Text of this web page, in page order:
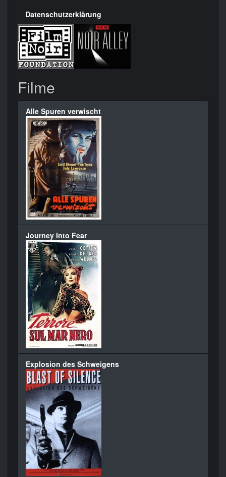
Datenschutzerklärung
Filme
Alle Spuren verwischt
Journey Into Fear
Explosion des Schweigens